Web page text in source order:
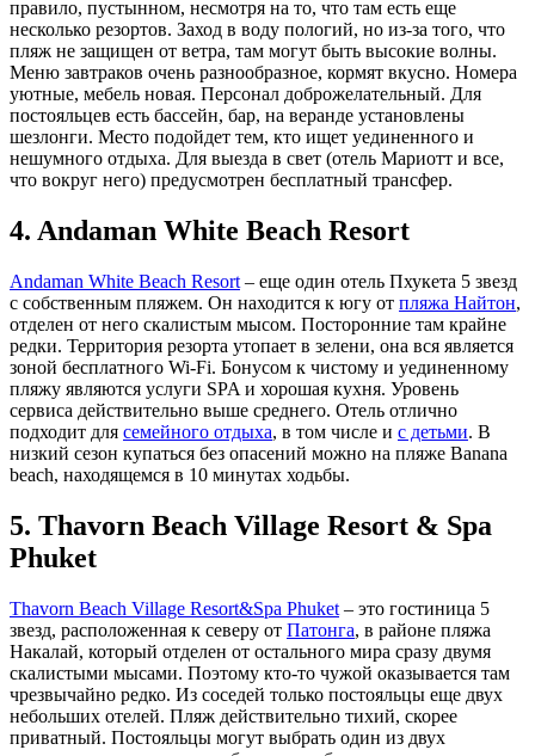
правило, пустынном, несмотря на то, что там есть еще
несколько резортов. Заход в воду пологий, но из-за того, что
пляж не защищен от ветра, там могут быть высокие волны.
Меню завтраков очень разнообразное, кормят вкусно. Номера
уютные, мебель новая. Персонал доброжелательный. Для
постояльцев есть бассейн, бар, на веранде установлены
шезлонги. Место подойдет тем, кто ищет уединенного и
нешумного отдыха. Для выезда в свет (отель Мариотт и все,
что вокруг него) предусмотрен бесплатный трансфер.
4. Andaman White Beach Resort
Andaman White Beach Resort – еще один отель Пхукета 5 звезд
с собственным пляжем. Он находится к югу от пляжа Найтон,
отделен от него скалистым мысом. Посторонние там крайне
редки. Территория резорта утопает в зелени, она вся является
зоной бесплатного Wi-Fi. Бонусом к чистому и уединенному
пляжу являются услуги SPA и хорошая кухня. Уровень
сервиса действительно выше среднего. Отель отлично
подходит для семейного отдыха, в том числе и с детьми. В
низкий сезон купаться без опасений можно на пляже Banana
beach, находящемся в 10 минутах ходьбы.
5. Thavorn Beach Village Resort & Spa
Phuket
Thavorn Beach Village Resort&Spa Phuket – это гостиница 5
звезд, расположенная к северу от Патонга, в районе пляжа
Накалай, который отделен от остального мира сразу двумя
скалистыми мысами. Поэтому кто-то чужой оказывается там
чрезвычайно редко. Из соседей только постояльцы еще двух
небольших отелей. Пляж действительно тихий, скорее
приватный. Постояльцы могут выбрать один из двух